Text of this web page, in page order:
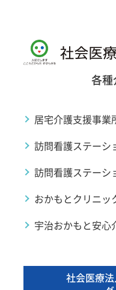
各
居宅介護支援事業
訪問看護ステーシ
訪問看護ステーシ
おかもとクリニッ
宇治おかもと安心
社会医療法